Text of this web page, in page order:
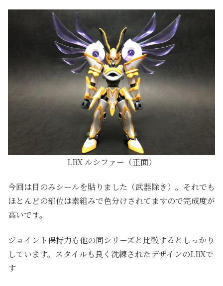
LBX ルシファー（正面）
今回は目のみシールを貼りました（武器除き）。それでも
ほとんどの部位は素組みで色分けされてますので完成度が
高いです。
ジョイント保持力も他の同シリーズと比較するとしっかり
しています。スタイルも良く洗練されたデザインのLBXで
す